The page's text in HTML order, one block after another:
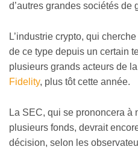
d’autres grandes sociétés de
L’industrie crypto, qui
de ce type depuis un certain
plusieurs grands acteurs de la
Fidelity, plus tôt cette année.
La SEC, qui se prononcera à
plusieurs fonds, devrait
décision, selon les